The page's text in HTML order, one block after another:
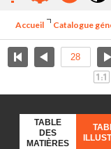
élévé
Accueil Catalogue
TABLE
DES
MATIÈRES